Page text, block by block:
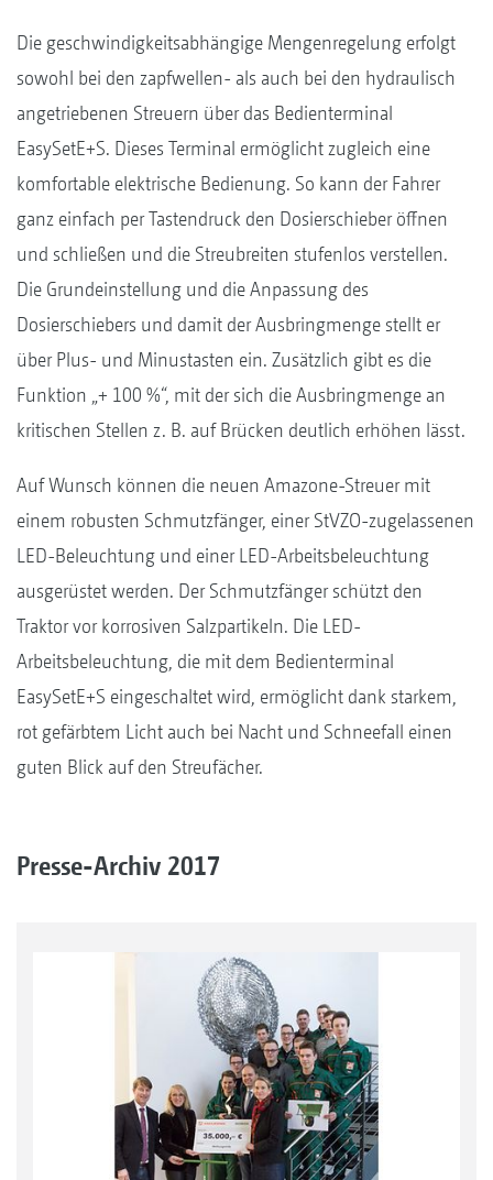
Die geschwindigkeitsabhängige Mengenregelung erfolgt
sowohl bei den zapfwellen- als auch bei den hydraulisch
angetriebenen Streuern über das Bedienterminal
EasySetE+S. Dieses Terminal ermöglicht zugleich eine
komfortable elektrische Bedienung. So kann der Fahrer
ganz einfach per Tastendruck den Dosierschieber öffnen
und schließen und die Streubreiten stufenlos verstellen.
Die Grundeinstellung und die Anpassung des
Dosierschiebers und damit der Ausbringmenge stellt er
über Plus- und Minustasten ein. Zusätzlich gibt es die
Funktion „+ 100 %“, mit der sich die Ausbringmenge an
kritischen Stellen z. B. auf Brücken deutlich erhöhen lässt.
Auf Wunsch können die neuen Amazone-Streuer mit
einem robusten Schmutzfänger, einer StVZO-zugelassenen
LED-Beleuchtung und einer LED-Arbeitsbeleuchtung
ausgerüstet werden. Der Schmutzfänger schützt den
Traktor vor korrosiven Salzpartikeln. Die LED-
Arbeitsbeleuchtung, die mit dem Bedienterminal
EasySetE+S eingeschaltet wird, ermöglicht dank starkem,
rot gefärbtem Licht auch bei Nacht und Schneefall einen
guten Blick auf den Streufächer.
Presse-Archiv 2017